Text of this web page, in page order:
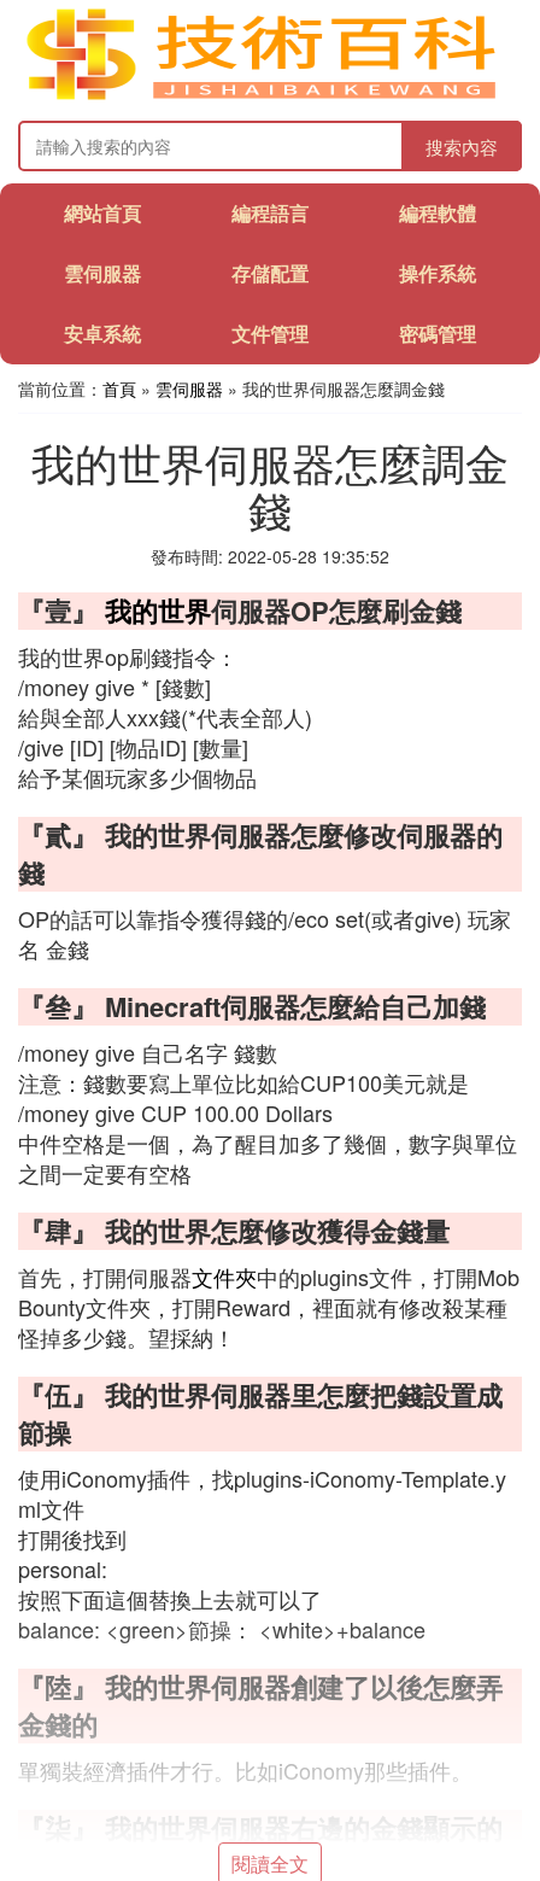
搜索內容
網站首頁 編程語言 編程軟體
雲伺服器 存儲配置 操作系統
安卓系統 文件管理 密碼管理
當前位置： 首頁 » 雲伺服器 » 我的世界伺服器怎麼調金錢
我的世界伺服器怎麼調金
錢
發布時間: 2022-05-28 19:35:52
『壹』 我的世界伺服器OP怎麼刷金錢
我的世界op刷錢指令：
/money give * [錢數]
給與全部人xxx錢(*代表全部人)
/give [ID] [物品ID] [數量]
給予某個玩家多少個物品
『貳』 我的世界伺服器怎麼修改伺服器的
錢
OP的話可以靠指令獲得錢的/eco set(或者give) 玩家
名 金錢
『叄』 Minecraft伺服器怎麼給自己加錢
/money give 自己名字 錢數
注意：錢數要寫上單位比如給CUP100美元就是
/money give CUP 100.00 Dollars
中件空格是一個，為了醒目加多了幾個，數字與單位
之間一定要有空格
『肆』 我的世界怎麼修改獲得金錢量
首先，打開伺服器文件夾中的plugins文件，打開Mob
Bounty文件夾，打開Reward，裡面就有修改殺某種
怪掉多少錢。望採納！
『伍』 我的世界伺服器里怎麼把錢設置成
節操
使用iConomy插件，找plugins-iConomy-Template.y
ml文件
打開後找到
personal:
按照下面這個替換上去就可以了
balance: <green>節操： <white>+balance
『陸』 我的世界伺服器創建了以後怎麼弄
金錢的
單獨裝經濟插件才行。比如iConomy那些插件。
『柒』 我的世界伺服器右邊的金錢顯示的
閱讀全文